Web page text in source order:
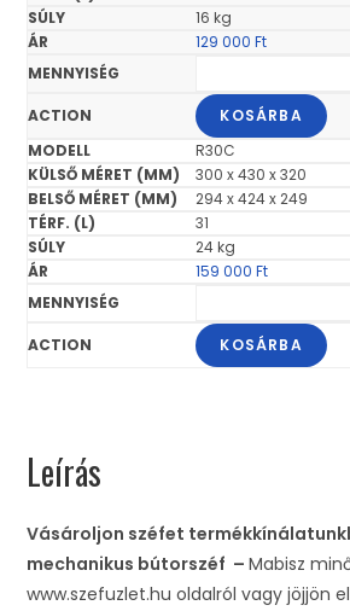
16 kg
129 000Ft
KOSÁRBA
R30C
300 x 430 x 320
294 x 424 x 249
31
24 kg
159 000Ft
KOSÁRBA
Leírás
Vásároljon széfet
mechanikus bútorszéf –Mabisz
www.szefuzlet.hu oldalról vagy jöjjön